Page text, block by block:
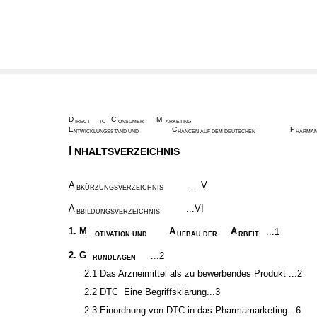
D IRECT -TO -C ONSUMER -M ARKETING
ENTWICKLUNGSSTAND UND CHANCEN AUF DEM DEUTSCHEN P
I NHALTSVERZEICHNIS
A BKÜRZUNGSVERZEICHNIS ... V
A BBILDUNGSVERZEICHNIS ...VI
1. M OTIVATION UND A UFBAU DER A RBEIT ...1
2. G RUNDLAGEN
...2
2.1 Das Arzneimittel als zu bewerbendes Produkt ...2
2.2 DTC ­ Eine Begriffsklärung...3
2.3 Einordnung von DTC in das Pharmamarketing...6